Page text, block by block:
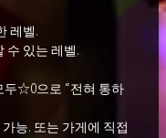
레벨.
있는 레벨.
두☆0으로 “전혀 통하
능. 또는 가게에 직접